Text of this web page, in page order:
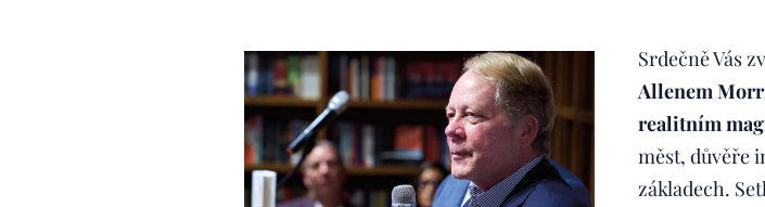
Srdečně Vás
Allenem
realitním
měst, důvěře
základech.